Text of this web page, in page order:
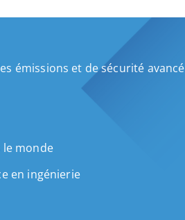
émissions et de sécurité avancé
le monde
en ingénierie